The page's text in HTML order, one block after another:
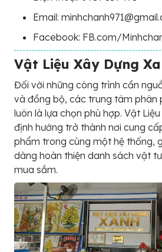
Email:
Facebook: FB.com/
Vật Liệu Xây Dựng
Đối với những công trình cần
và đồng bộ, các trung tâm phân
luôn là lựa chọn phù hợp. Vật
định hướng trở thành nơi cung
phẩm trong cùng một hệ thống,
dàng hoàn thiện danh sách vật
mua sắm.